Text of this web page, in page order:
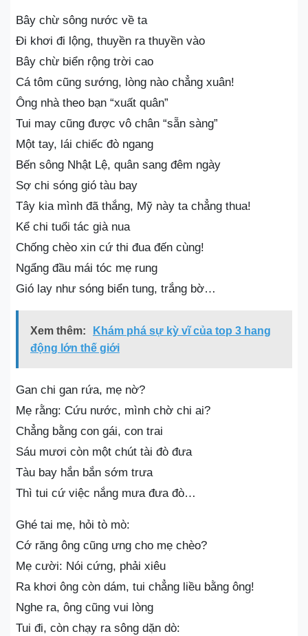
Bây chừ sông nước về ta
Đi khơi đi lộng, thuyền ra thuyền vào
Bây chừ biển rộng trời cao
Cá tôm cũng sướng, lòng nào chẳng xuân!
Ông nhà theo bạn “xuất quân”
Tui may cũng được vô chân “sẵn sàng”
Một tay, lái chiếc đò ngang
Bến sông Nhật Lệ, quân sang đêm ngày
Sợ chi sóng gió tàu bay
Tây kia mình đã thắng, Mỹ này ta chẳng thua!
Kể chi tuổi tác già nua
Chống chèo xin cứ thi đua đến cùng!
Ngẩng đầu mái tóc mẹ rung
Gió lay như sóng biển tung, trắng bờ…
Xem thêm:
Khám phá sự kỳ vĩ của top 3 hang
động lớn thế giới
Gan chi gan rứa, mẹ nờ?
Mẹ rằng: Cứu nước, mình chờ chi ai?
Chẳng bằng con gái, con trai
Sáu mươi còn một chút tài đò đưa
Tàu bay hắn bắn sớm trưa
Thì tui cứ việc nắng mưa đưa đò…
Ghé tai mẹ, hỏi tò mò:
Cớ răng ông cũng ưng cho mẹ chèo?
Mẹ cười: Nói cứng, phải xiêu
Ra khơi ông còn dám, tui chẳng liều bằng ông!
Nghe ra, ông cũng vui lòng
Tui đi, còn chạy ra sông dặn dò: